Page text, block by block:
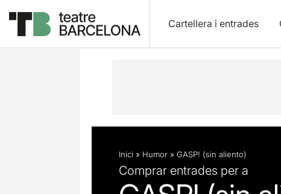
Cartellera i entrades
Descripció Fitxa artística
Inici » Humor » GASP! (sin aliento)
Comprar entrades per a